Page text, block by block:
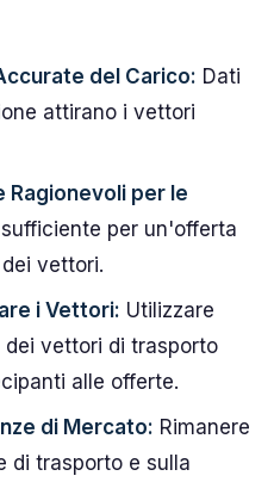
del Carico: Dati
attirano i vettori
Ragionevoli per le
per un'offerta
vettori.
i Vettori: Utilizzare
vettori di trasporto
alle offerte.
di Mercato: Rimanere
di trasporto e sulla